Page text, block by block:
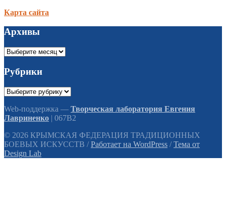
Карта сайта
Архивы
Архивы
Рубрики
Рубрики
Web-поддержка — Творческая лаборатория Евгения
Лавриненко | 067B2
© 2026 КРЫМСКАЯ ФЕДЕРАЦИЯ ТРАДИЦИОННЫХ
БОЕВЫХ ИСКУССТВ / Работает на WordPress / Тема от
Design Lab